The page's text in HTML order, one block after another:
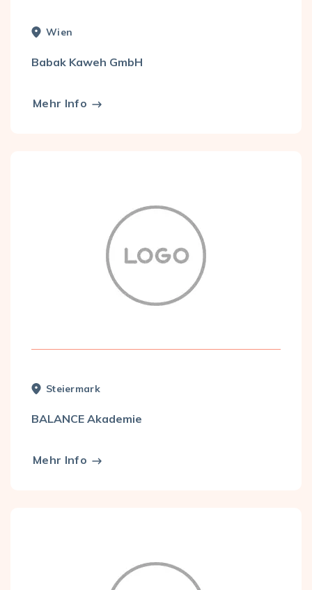
Wien
Babak Kaweh GmbH
Mehr Info
Steier­mark
BALANCE Akademie
Mehr Info